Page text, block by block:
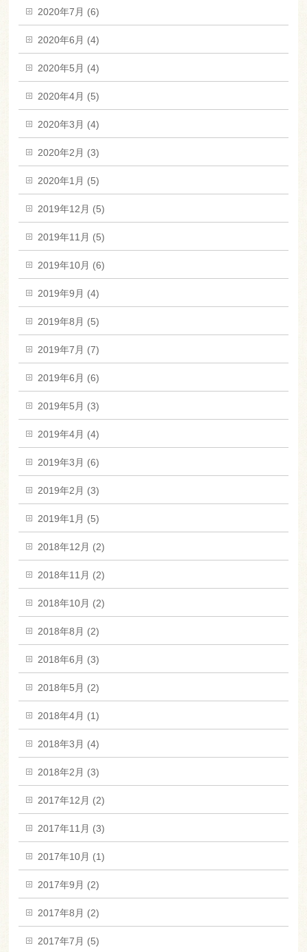
2020年7月 (6)
2020年6月 (4)
2020年5月 (4)
2020年4月 (5)
2020年3月 (4)
2020年2月 (3)
2020年1月 (5)
2019年12月 (5)
2019年11月 (5)
2019年10月 (6)
2019年9月 (4)
2019年8月 (5)
2019年7月 (7)
2019年6月 (6)
2019年5月 (3)
2019年4月 (4)
2019年3月 (6)
2019年2月 (3)
2019年1月 (5)
2018年12月 (2)
2018年11月 (2)
2018年10月 (2)
2018年8月 (2)
2018年6月 (3)
2018年5月 (2)
2018年4月 (1)
2018年3月 (4)
2018年2月 (3)
2017年12月 (2)
2017年11月 (3)
2017年10月 (1)
2017年9月 (2)
2017年8月 (2)
2017年7月 (5)